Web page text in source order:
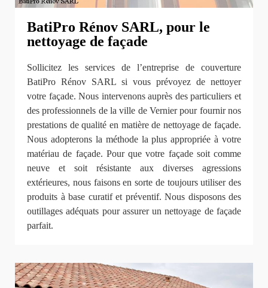
BatiPro Rénov SARL, pour le
nettoyage de façade
Sollicitez les services de l’entreprise de couverture
BatiPro Rénov SARL si vous prévoyez de nettoyer
votre façade. Nous intervenons auprès des particuliers et
des professionnels de la ville de Vernier pour fournir nos
prestations de qualité en matière de nettoyage de façade.
Nous adopterons la méthode la plus appropriée à votre
matériau de façade. Pour que votre façade soit comme
neuve et soit résistante aux diverses agressions
extérieures, nous faisons en sorte de toujours utiliser des
produits à base curatif et préventif. Nous disposons des
outillages adéquats pour assurer un nettoyage de façade
parfait.